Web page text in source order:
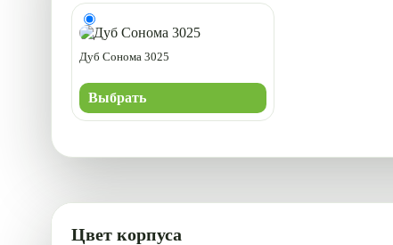
Дуб Сонома 3025
Выбрать
Цвет корпуса